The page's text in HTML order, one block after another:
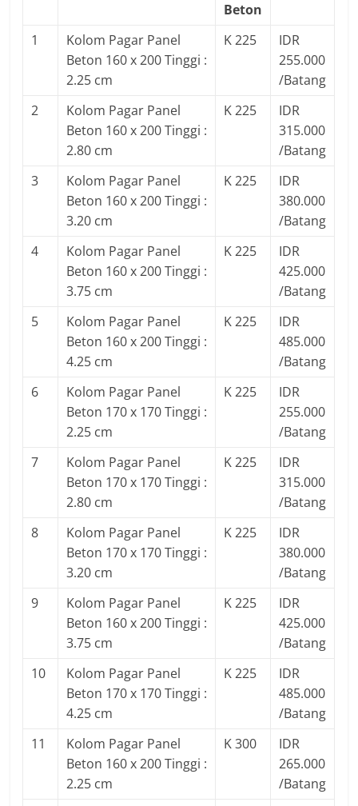
Beton
1
Kolom Pagar Panel
Beton 160 x 200 Tinggi :
2.25 cm
K 225
IDR
255.000
/Batang
2
Kolom Pagar Panel
Beton 160 x 200 Tinggi :
2.80 cm
K 225
IDR
315.000
/Batang
3
Kolom Pagar Panel
Beton 160 x 200 Tinggi :
3.20 cm
K 225
IDR
380.000
/Batang
4
Kolom Pagar Panel
Beton 160 x 200 Tinggi :
3.75 cm
K 225
IDR
425.000
/Batang
5
Kolom Pagar Panel
Beton 160 x 200 Tinggi :
4.25 cm
K 225
IDR
485.000
/Batang
6
Kolom Pagar Panel
Beton 170 x 170 Tinggi :
2.25 cm
K 225
IDR
255.000
/Batang
7
Kolom Pagar Panel
Beton 170 x 170 Tinggi :
2.80 cm
K 225
IDR
315.000
/Batang
8
Kolom Pagar Panel
Beton 170 x 170 Tinggi :
3.20 cm
K 225
IDR
380.000
/Batang
9
Kolom Pagar Panel
Beton 160 x 200 Tinggi :
3.75 cm
K 225
IDR
425.000
/Batang
10
Kolom Pagar Panel
Beton 170 x 170 Tinggi :
4.25 cm
K 225
IDR
485.000
/Batang
11
Kolom Pagar Panel
Beton 160 x 200 Tinggi :
2.25 cm
K 300
IDR
265.000
/Batang